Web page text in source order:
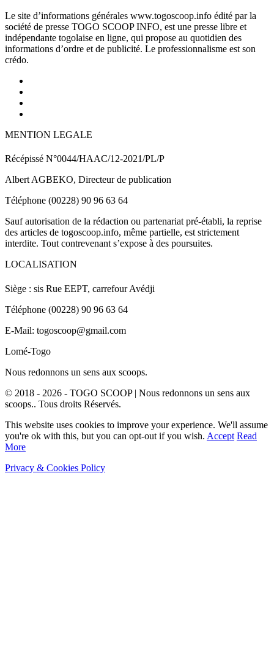
Le site d’informations générales www.togoscoop.info édité par la
société de presse TOGO SCOOP INFO, est une presse libre et
indépendante togolaise en ligne, qui propose au quotidien des
informations d’ordre et de publicité. Le professionnalisme est son
crédo.
MENTION LEGALE
Récépissé N°0044/HAAC/12-2021/PL/P
Albert AGBEKO, Directeur de publication
Téléphone (00228) 90 96 63 64
Sauf autorisation de la rédaction ou partenariat pré-établi, la reprise
des articles de togoscoop.info, même partielle, est strictement
interdite. Tout contrevenant s’expose à des poursuites.
LOCALISATION
Siège : sis Rue EEPT, carrefour Avédji
Téléphone (00228) 90 96 63 64
E-Mail: togoscoop@gmail.com
Lomé-Togo
Nous redonnons un sens aux scoops.
© 2018 - 2026 - TOGO SCOOP | Nous redonnons un sens aux
scoops.. Tous droits Réservés.
This website uses cookies to improve your experience. We'll assume
you're ok with this, but you can opt-out if you wish. Accept Read
More
Privacy & Cookies Policy